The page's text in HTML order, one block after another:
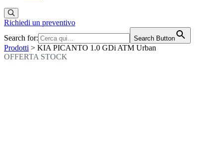
Richiedi un preventivo
Search for:
Search Button
Prodotti > KIA PICANTO 1.0 GDi ATM Urban
OFFERTA STOCK